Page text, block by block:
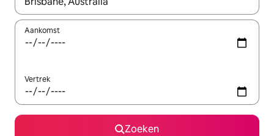
Aankomst
Vertrek
Zoeken